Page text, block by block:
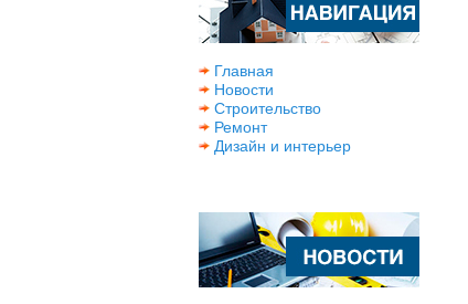
Главная
Новости
Строительство
Ремонт
Дизайн и интерьер